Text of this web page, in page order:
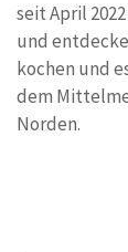
seit April
und
kochen und
dem
Norden.